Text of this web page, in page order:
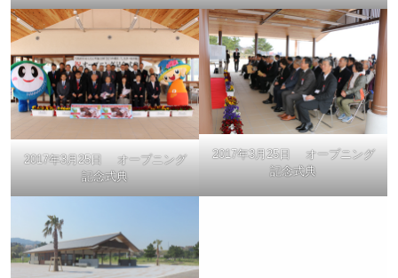
2017年3月25日 オープニング
記念式典
2017年3月25日 オープニング
記念式典